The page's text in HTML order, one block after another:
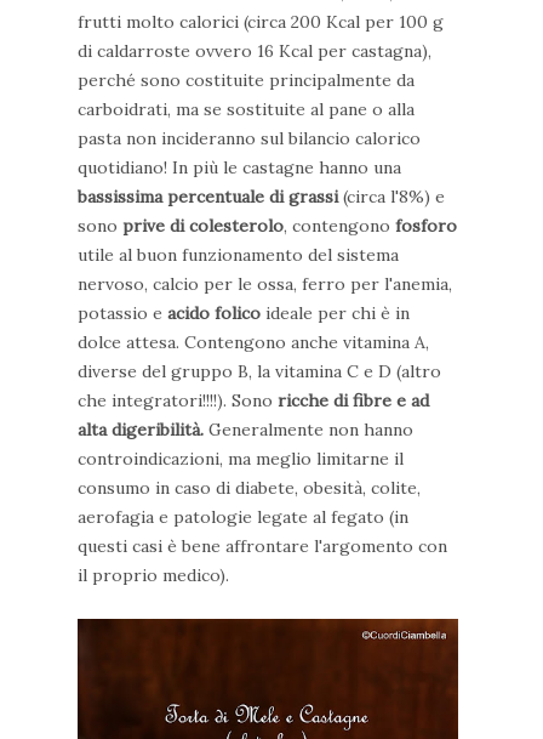
frutti molto calorici (circa 200 Kcal per 100 g
di caldarroste ovvero 16 Kcal per castagna),
perché sono costituite principalmente da
carboidrati, ma se sostituite al pane o alla
pasta non incideranno sul bilancio calorico
quotidiano! In più le castagne hanno una
bassissima percentuale di grassi(circa l'8%) e
sono prive di colesterolo, contengono fosforo
utile al buon funzionamento del sistema
nervoso, calcio per le ossa, ferro per l'anemia,
potassio e acido folico ideale per chi è in
dolce attesa. Contengono anche vitamina A,
diverse del gruppo B, la vitamina C e D (altro
che integratori!!!!). Sono ricche di fibre e ad
alta digeribilità. Generalmente non hanno
controindicazioni, ma meglio limitarne il
consumo in caso di diabete, obesità, colite,
aerofagia e patologie legate al fegato (in
questi casi è bene affrontare l'argomento con
il proprio medico).